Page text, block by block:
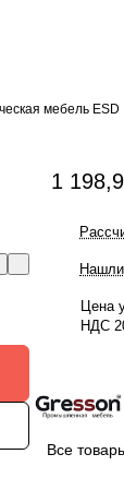
мебель ESD
1
Цена
НДС
Все